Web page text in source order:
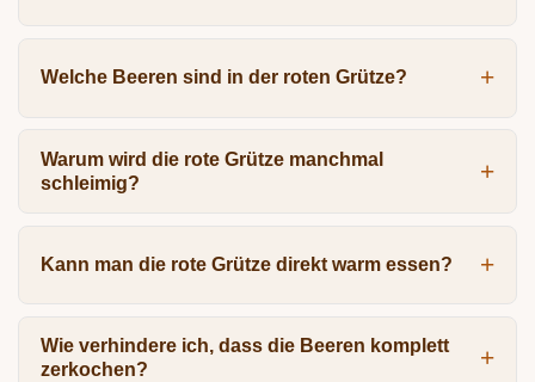
Welche Beeren sind in der roten Grütze?
Warum wird die rote Grütze manchmal
schleimig?
Kann man die rote Grütze direkt warm essen?
Wie verhindere ich, dass die Beeren komplett
zerkochen?